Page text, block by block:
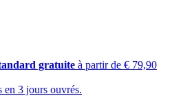
gratuite à partir de € 79,90
en 3 jours ouvrés.